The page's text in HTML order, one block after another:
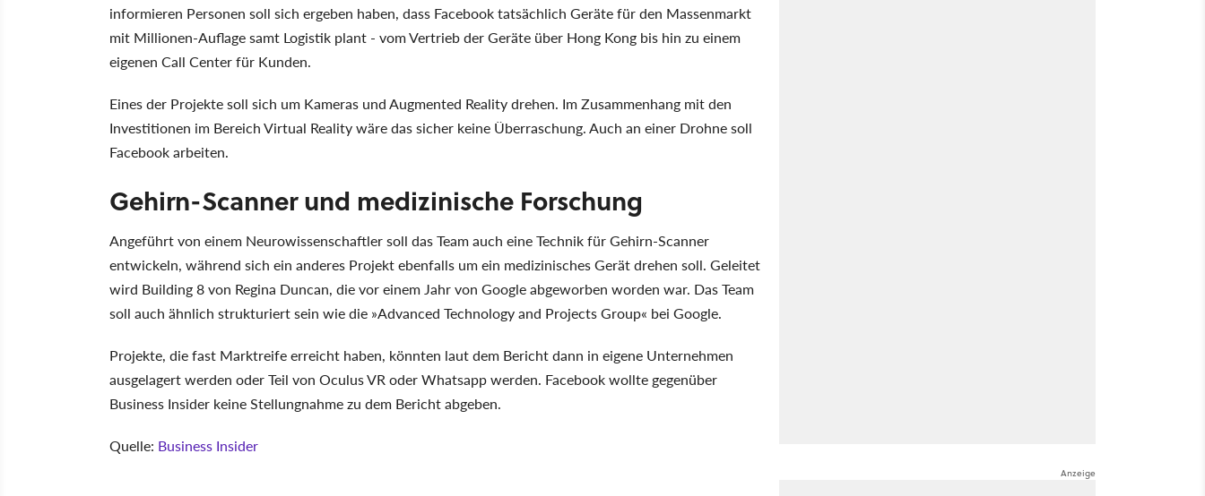
informieren Personen soll sich ergeben haben, dass Facebook tatsächlich Geräte für den Massenmarkt
mit Millionen-Auflage samt Logistik plant - vom Vertrieb der Geräte über Hong Kong bis hin zu einem
eigenen Call Center für Kunden.
Eines der Projekte soll sich um Kameras und Augmented Reality drehen. Im Zusammenhang mit den
Investitionen im Bereich Virtual Reality wäre das sicher keine Überraschung. Auch an einer Drohne soll
Facebook arbeiten.
Gehirn-Scanner und medizinische Forschung
Angeführt von einem Neurowissenschaftler soll das Team auch eine Technik für Gehirn-Scanner
entwickeln, während sich ein anderes Projekt ebenfalls um ein medizinisches Gerät drehen soll. Geleitet
wird Building 8 von Regina Duncan, die vor einem Jahr von Google abgeworben worden war. Das Team
soll auch ähnlich strukturiert sein wie die »Advanced Technology and Projects Group« bei Google.
Projekte, die fast Marktreife erreicht haben, könnten laut dem Bericht dann in eigene Unternehmen
ausgelagert werden oder Teil von Oculus VR oder Whatsapp werden. Facebook wollte gegenüber
Business Insider keine Stellungnahme zu dem Bericht abgeben.
Quelle: Business Insider